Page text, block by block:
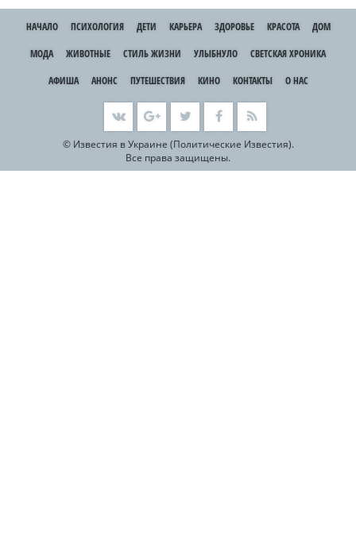
НАЧАЛО ПСИХОЛОГИЯ ДЕТИ КАРЬЕРА ЗДОРОВЬЕ КРАСОТА
ДОМ
МОДА
ЖИВОТНЫЕ СТИЛЬ ЖИЗНИ УЛЫБНУЛО
СВЕТСКАЯ ХРОНИКА
АФИША
АНОНС ПУТЕШЕСТВИЯ КИНО КОНТАКТЫ О НАС
© Известия в Украине (Политические Известия).
Все права защищены.